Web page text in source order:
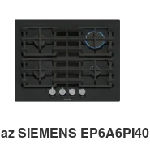
SIEMENS EP6A6PI40